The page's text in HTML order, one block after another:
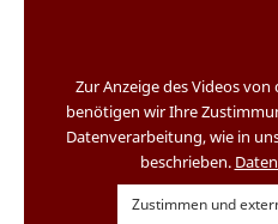
Zur Anzeige des Videos
benötigen wir Ihre
Datenverarbeitung, wie in
beschrieben.
Zustimmen und